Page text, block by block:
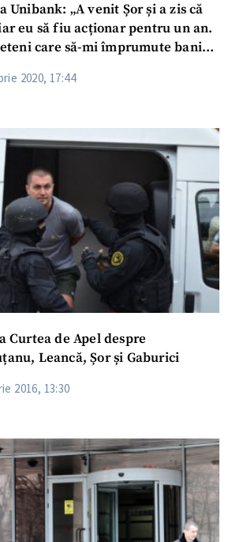
Unibank: „A venit Șor și a zis că
eu să fiu acționar pentru un an.
bani
2020, 17:44
Curtea de Apel despre
Leancă, Șor și Gaburici
2016, 13:30